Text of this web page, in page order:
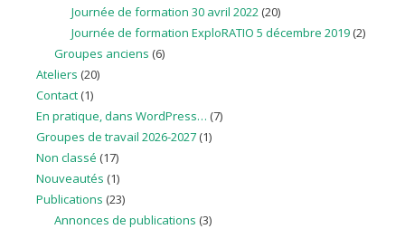
Journée de formation 30 avril 2022 (20)
Journée de formation ExploRATIO 5 décembre 2019 (2)
Groupes anciens (6)
Ateliers (20)
Contact (1)
En pratique, dans WordPress… (7)
Groupes de travail 2026-2027 (1)
Non classé (17)
Nouveautés (1)
Publications (23)
Annonces de publications (3)